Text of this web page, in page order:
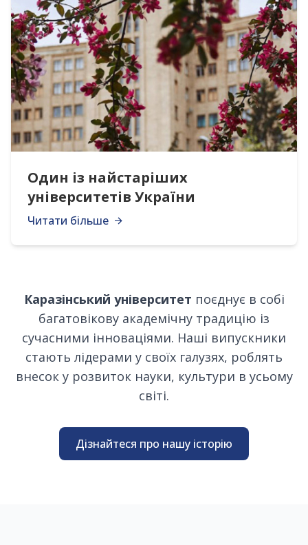
Один із найстаріших
університетів України
Читати більше
Каразінський університет поєднує в собі
багатовікову академічну традицію із
сучасними інноваціями. Наші випускники
стають лідерами у своїх галузях, роблять
внесок у розвиток науки, культури в усьому
світі.
Дізнайтеся про нашу історію